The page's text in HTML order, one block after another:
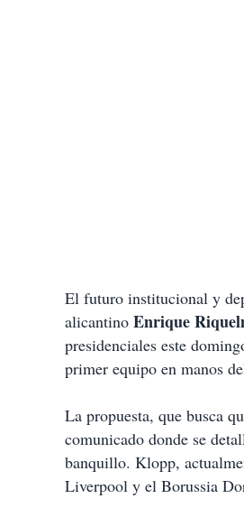
El futuro institucional y
alicantino Enrique
presidenciales este
primer equipo en manos
La propuesta, que busca
comunicado donde se
banquillo. Klopp,
Liverpool y el Borussia